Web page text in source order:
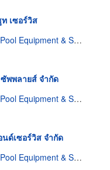
เซอร์วิส
Equipment & Supplies
พพลายส์ จำกัด
Equipment & Supplies
ด์เซอร์วิส จำกัด
Equipment & Supplies